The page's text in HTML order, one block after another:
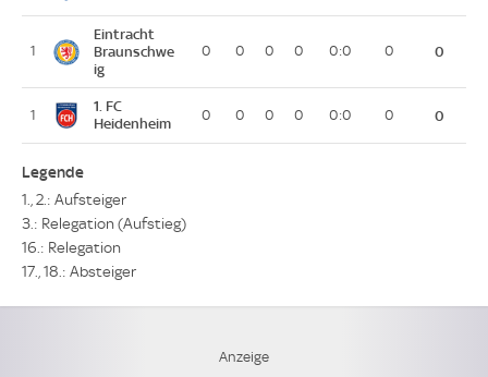
1
Eintracht
Braunschwe
ig
0 0 0 0 0:0 0 0
1
1. FC
Heidenheim
0 0 0 0 0:0 0 0
Legende
1., 2.: Aufsteiger
3.: Relegation (Aufstieg)
16.: Relegation
17., 18.: Absteiger